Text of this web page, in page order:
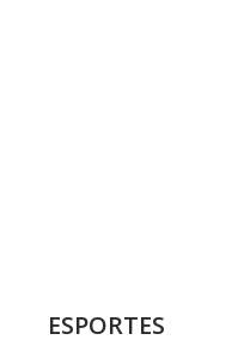
ESPORTES